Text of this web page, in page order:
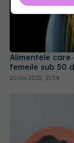
Alimentele
femeile sub 50
20 noi 2025, 21:54